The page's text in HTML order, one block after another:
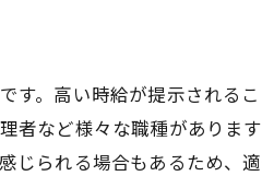
。高い時給が提示される
者など様々な職種がありま
じられる場合もあるため、